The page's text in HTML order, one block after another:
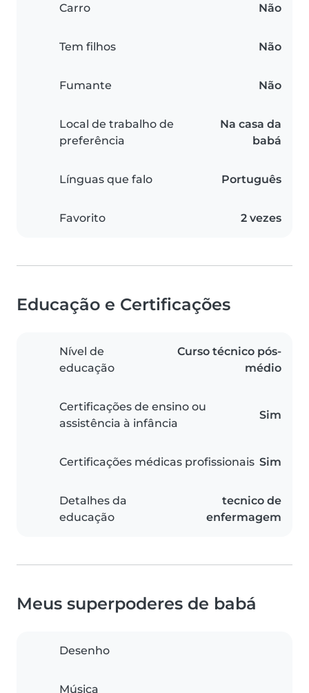
Carro Não
Tem filhos Não
Fumante Não
Local de trabalho de
preferência
Na casa da
babá
Línguas que falo Português
Favorito 2 vezes
Educação e Certificações
Nível de
educação
Curso técnico pós-
médio
Certificações de ensino ou
assistência à infância
Sim
Certificações médicas profissionais Sim
Detalhes da
educação
tecnico de
enfermagem
Meus superpoderes de babá
Desenho
Música